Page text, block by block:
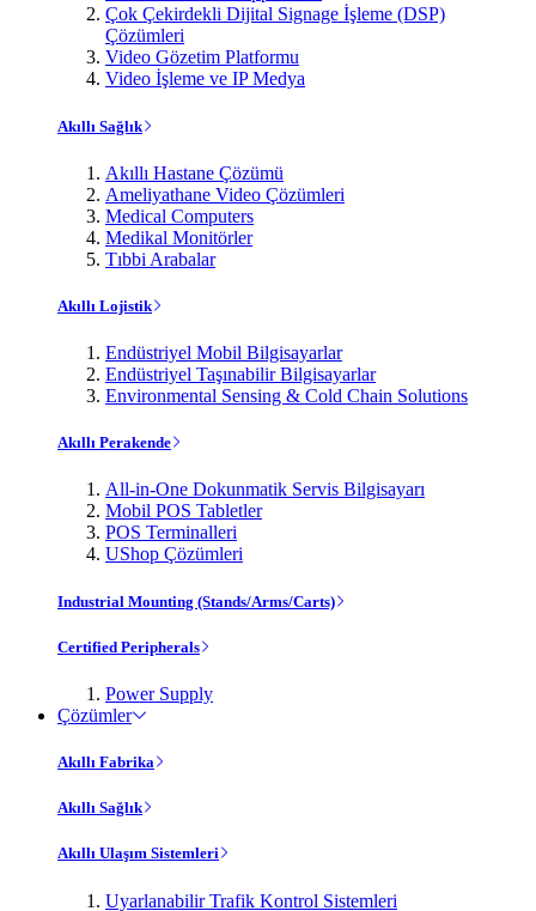
Çok Çekirdekli Dijital Signage İşleme (DSP)
Çözümleri
Video Gözetim Platformu
Video İşleme ve IP Medya
Akıllı Sağlık
Akıllı Hastane Çözümü
Ameliyathane Video Çözümleri
Medical Computers
Medikal Monitörler
Tıbbi Arabalar
Akıllı Lojistik
Endüstriyel Mobil Bilgisayarlar
Endüstriyel Taşınabilir Bilgisayarlar
Environmental Sensing & Cold Chain Solutions
Akıllı Perakende
All-in-One Dokunmatik Servis Bilgisayarı
Mobil POS Tabletler
POS Terminalleri
UShop Çözümleri
Industrial Mounting (Stands/Arms/Carts)
Certified Peripherals
Power Supply
Çözümler
Akıllı Fabrika
Akıllı Sağlık
Akıllı Ulaşım Sistemleri
Uyarlanabilir Trafik Kontrol Sistemleri